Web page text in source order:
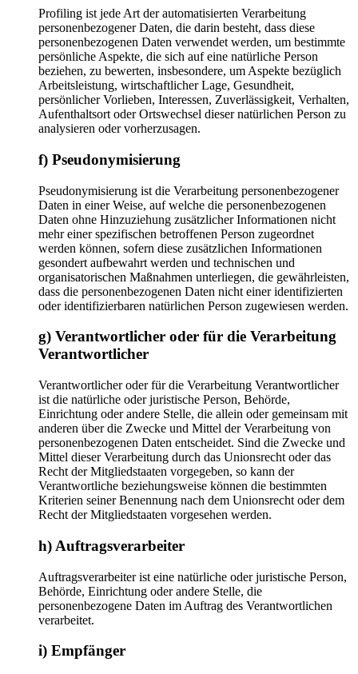
Profiling ist jede Art der automatisierten Verarbeitung
personenbezogener Daten, die darin besteht, dass diese
personenbezogenen Daten verwendet werden, um bestimmte
persönliche Aspekte, die sich auf eine natürliche Person
beziehen, zu bewerten, insbesondere, um Aspekte bezüglich
Arbeitsleistung, wirtschaftlicher Lage, Gesundheit,
persönlicher Vorlieben, Interessen, Zuverlässigkeit, Verhalten,
Aufenthaltsort oder Ortswechsel dieser natürlichen Person zu
analysieren oder vorherzusagen.
f) Pseudonymisierung
Pseudonymisierung ist die Verarbeitung personenbezogener
Daten in einer Weise, auf welche die personenbezogenen
Daten ohne Hinzuziehung zusätzlicher Informationen nicht
mehr einer spezifischen betroffenen Person zugeordnet
werden können, sofern diese zusätzlichen Informationen
gesondert aufbewahrt werden und technischen und
organisatorischen Maßnahmen unterliegen, die gewährleisten,
dass die personenbezogenen Daten nicht einer identifizierten
oder identifizierbaren natürlichen Person zugewiesen werden.
g) Verantwortlicher oder für die Verarbeitung
Verantwortlicher
Verantwortlicher oder für die Verarbeitung Verantwortlicher
ist die natürliche oder juristische Person, Behörde,
Einrichtung oder andere Stelle, die allein oder gemeinsam mit
anderen über die Zwecke und Mittel der Verarbeitung von
personenbezogenen Daten entscheidet. Sind die Zwecke und
Mittel dieser Verarbeitung durch das Unionsrecht oder das
Recht der Mitgliedstaaten vorgegeben, so kann der
Verantwortliche beziehungsweise können die bestimmten
Kriterien seiner Benennung nach dem Unionsrecht oder dem
Recht der Mitgliedstaaten vorgesehen werden.
h) Auftragsverarbeiter
Auftragsverarbeiter ist eine natürliche oder juristische Person,
Behörde, Einrichtung oder andere Stelle, die
personenbezogene Daten im Auftrag des Verantwortlichen
verarbeitet.
i) Empfänger